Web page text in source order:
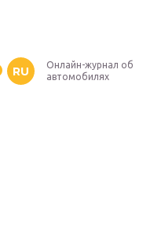
RU
Онлайн-журнал об
автомобилях